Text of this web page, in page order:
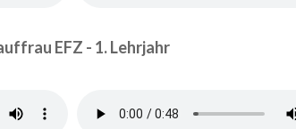
EFZ - 1. Lehrjahr